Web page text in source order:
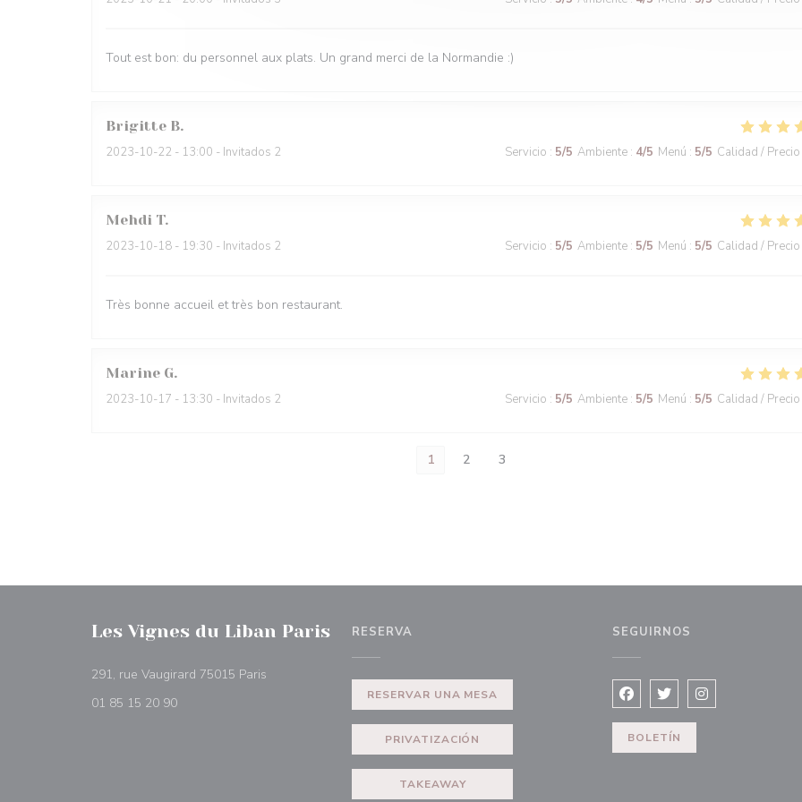
Tout est bon: du personnel aux plats. Un grand merci de la Normandie :)
Brigitte B
2023-10-22 - 13:00 - Invitados 2 Servicio : 5/5 Ambiente : 4/5 Menú : 5/5 Calidad / Precio
Mehdi T
2023-10-18 - 19:30 - Invitados 2 Servicio : 5/5 Ambiente : 5/5 Menú : 5/5 Calidad / Precio
Très bonne accueil et très bon restaurant.
Marine G
2023-10-17 - 13:30 - Invitados 2 Servicio : 5/5 Ambiente : 5/5 Menú : 5/5 Calidad / Precio
1 2 3
Les Vignes du Liban Paris
291, rue Vaugirard 75015 Paris
01 85 15 20 90
RESERVA
RESERVAR UNA MESA
PRIVATIZACIÓN
TAKEAWAY
SEGUIRNOS
Facebook ((abre en una
Twitter ((abre en una
Instagram
BOLETÍN